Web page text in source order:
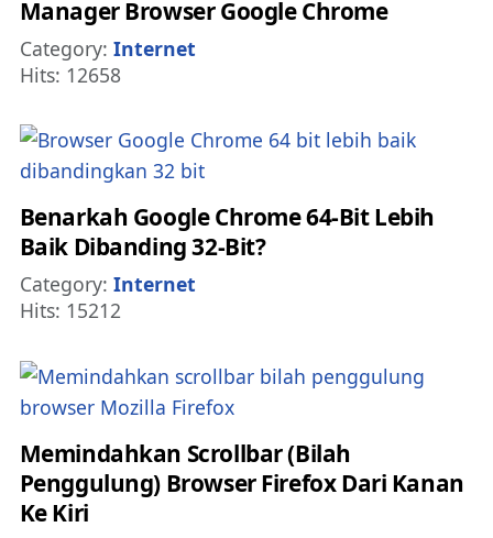
Manager Browser Google Chrome
Details
Category: Internet
Hits: 12658
Benarkah Google Chrome 64-Bit Lebih
Baik Dibanding 32-Bit?
Details
Category: Internet
Hits: 15212
Memindahkan Scrollbar (Bilah
Penggulung) Browser Firefox Dari Kanan
Ke Kiri